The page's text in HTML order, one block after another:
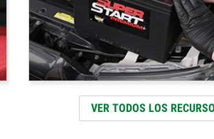
VER TODOS LOS